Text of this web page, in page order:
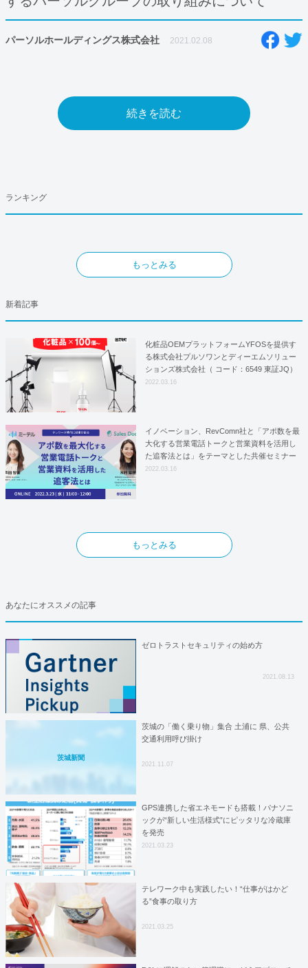
パーソルホールディングス株式会社 2021.02.08
続きを読む
ランキング
もっとみる
新着記事
化粧品OEMプラットフォームYFOSを提供す
る株式会社プルソワンとディーエムソリュー
ションズ株式会社（ コード：6549 東証JQ）
はYFOSにおけるロジスティクスパートナー
2022.03.16
イノベーション、RevComn社と「アポ数を最
大化する営業電話トークと営業資料を活用し
た追客法とは」をテーマとした共催セミナー
を開催！
2022.03.16
もっとみる
あなたにオススメの記事
ゼロトラストセキュリティの始め方
2021.08.13
茨城新聞
茨城の「働く乗り物」集合 土浦に 県、公共
交通利用呼び掛け
2021.11.07
GPS連携した省エネモードも搭載！パナソニ
ックが“新しい生活様式”にピッタリな冷蔵庫
を発売
2021.03.23
テレワーク中も実践したい！“仕事がはかど
る”食事の取り方
2021.03.25